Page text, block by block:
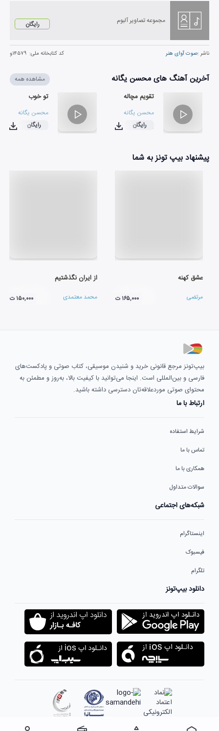
مجموعه تصاویر آلبوم رایگان
ناشر :صوت آوای هنر کد کتابخانه ملی: ۱۴۵۷۹و
آخرین آهنگ های محسن یگانه مشاهده همه
تقویم مچاله
محسن یگانه
۰۳:۵۰
رایگان
تو خوب
محسن یگانه
۰۳:۴۷
رایگان
پیشنهاد بیپ تونز به شما
عشق کهنه
مرتضی ۱۶۵,۰۰۰ ت
از ایران نگذشتیم
محمد معتمدی ۱۵۰,۰۰۰ ت
بیپ‌تونز مرجع قانونی خرید و شنیدن موسیقی، کتاب صوتی و پادکست‌های
فارسی و بین‌المللی است. اینجا می‌توانید با کیفیت بالا، به‌روز و مطمئن به
محتوای صوتی موردعلاقه‌تان دسترسی داشته باشید.
ارتباط با ما
شرایط استفاده
تماس با ما
همکاری با ما
سوالات متداول
شبکه‌های اجتماعی
اینستاگرام
فیسبوک
تلگرام
دانلود بیپ‌تونز